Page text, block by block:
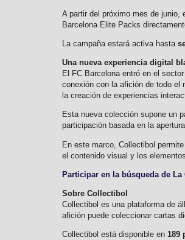
A partir del próximo mes de junio,
Barcelona Elite Packs
La campaña estará activa hasta
Una nueva experiencia digital
El FC Barcelona entró en el
conexión con la afición de todo el
la creación de experiencias
Esta nueva colección supone un
participación basada en la
En este marco, Collectibol
el contenido visual y los
Participar en la búsqueda de
Sobre Collectibol
Collectibol es una plataforma de
afición puede coleccionar cartas
Collectibol está disponible en 189